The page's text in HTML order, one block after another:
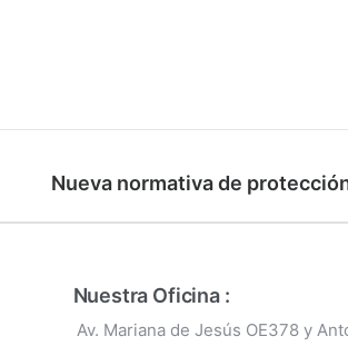
Nuestra Oficina :
Av. Mariana de Jesús OE378 y